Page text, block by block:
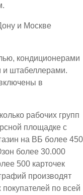
и Москве
кондиционерами
и штабеллерами.
в
рабочих групп
площадке с
на ВБ более 450
более 30.000
500 карточек
производят
по всей